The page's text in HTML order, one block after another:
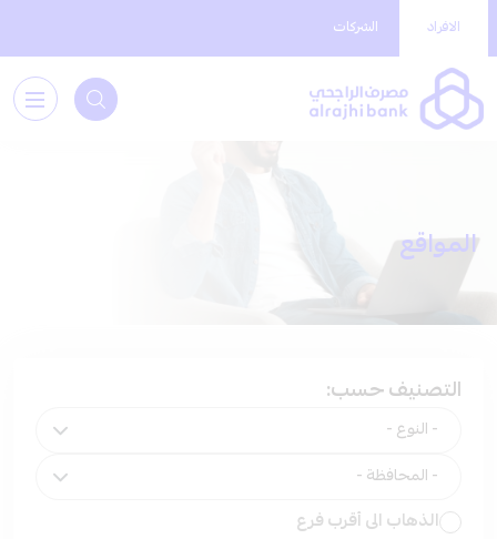
الافراد الشركات
المواقع
التصنيف حسب:
الذهاب الى أقرب فرع